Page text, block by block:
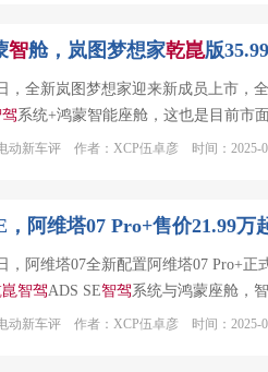
智舱，岚图梦想家乾崑版
，全新岚图梦想家迎来新成员上市，
驾系统+鸿蒙智能座舱，这也是目前市
动新车评 作者：XCP伍卓彦 时间：2025-
，阿维塔07 Pro+售价21.99万
，阿维塔07全新配置阿维塔07 Pro+
崑智驾ADS SE智驾系统与鸿蒙座舱，
动新车评 作者：XCP伍卓彦 时间：2025-